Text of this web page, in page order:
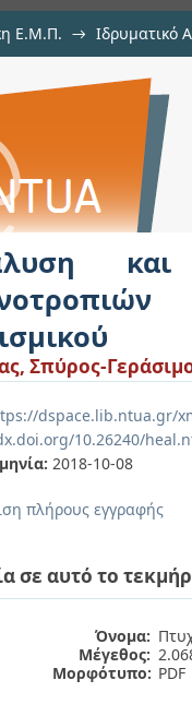
Ε.Μ.Π. → Ιδρυματικό
και
Σπύρος-
dspace.lib.ntua.gr/
10.26240/
2018-10-08
πλήρους εγγραφής
σε αυτό το
Όνομα:
Μέγεθος:
Μορφότυπο: PDF